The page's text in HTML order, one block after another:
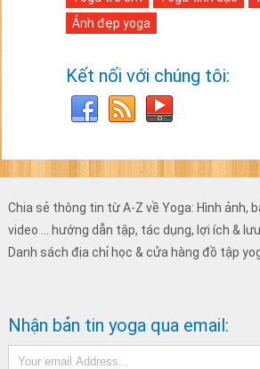
Ảnh đẹp yoga
Kết nối với chúng tôi:
Chia sẻ thông tin từ A-Z về Yoga: Hình ảnh,
video ... hướng dẫn tập, tác dụng, lợi ích &
Danh sách địa chỉ học & cửa hàng đồ tập
Nhận bản tin yoga qua email: